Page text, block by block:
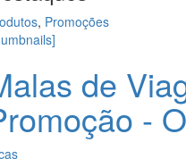
, Promoções
de
-